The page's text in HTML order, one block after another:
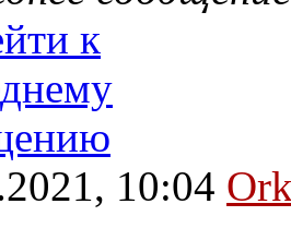
10:04